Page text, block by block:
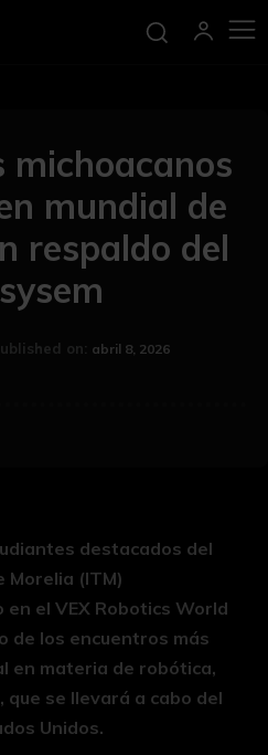
michoacanos
mundial de
respaldo del
on: abril 8, 2026
destacados del
Morelia (ITM)
el VEX Robotics World
de los encuentros más
en materia de robótica,
se llevará a cabo del
Unidos.